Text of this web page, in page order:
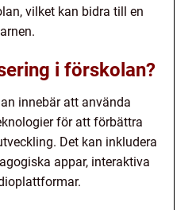
vilket kan bidra till en
i förskolan?
innebär att använda
för att förbättra
Det kan inkludera
appar, interaktiva